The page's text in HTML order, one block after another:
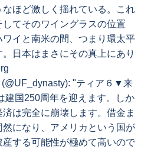
ほど激しく揺れている。これ
てそのワイングラスの位置
イと南米の間、つまり環太平
日本はまさにその真上にあり
(@UF_dynasty): "ティア６▼来
建国250周年を迎えます。しか
は完全に崩壊します。借金ま
になり、アメリカという国が
する可能性が極めて高いので